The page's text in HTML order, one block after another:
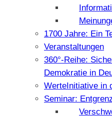
1700 Jahre: Ein
Veranstaltungen
360°-Reihe:
Demokratie in
WerteInitiative in
Seminar: